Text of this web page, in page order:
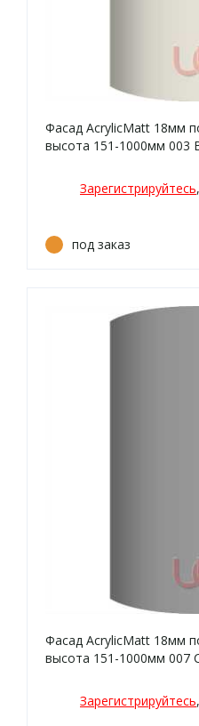
Фасад AcrylicMatt 18мм
высота 151-1000мм 003
Зарегистрируйтесь
под заказ
Фасад AcrylicMatt 18мм
высота 151-1000мм 007
Зарегистрируйтесь